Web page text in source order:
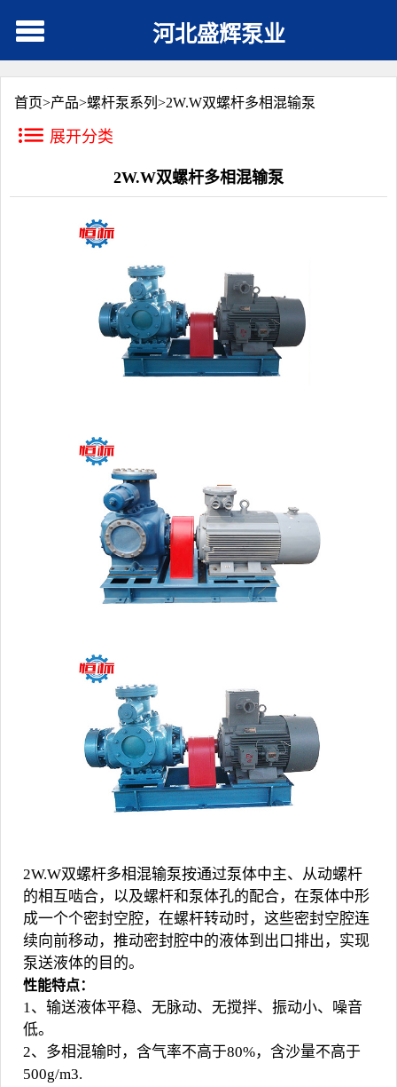
河北盛辉泵业
首页>产品>螺杆泵系列 >2W.W双螺杆多相混输泵
展开分类
2W.W双螺杆多相混输泵
2W.W双螺杆多相混输泵按通过泵体中主、从动螺杆
的相互啮合，以及螺杆和泵体孔的配合，在泵体中形
成一个个密封空腔，在螺杆转动时，这些密封空腔连
续向前移动，推动密封腔中的液体到出口排出，实现
泵送液体的目的。
性能特点：
1、输送液体平稳、无脉动、无搅拌、振动小、噪音
低。
2、多相混输时，含气率不高于80%，含沙量不高于
500g/m3.